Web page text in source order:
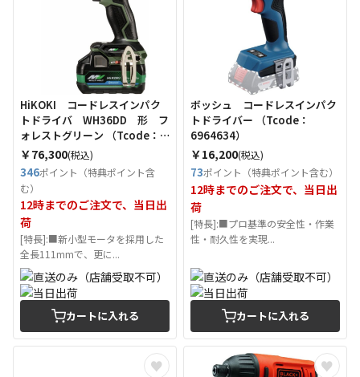
HiKOKI コードレスインパク
トドライバ WH36DD 形 フ
ォレストグリーン （Tcode：
6842786）
￥76,300(税込)
346ポイント（特典ポイント含
む）
12時までのご注文で、当日出
荷
[特長]:■新小型モータを採用した
全長111mmで、更に...
カートに入れる
ボッシュ コードレスインパク
トドライバー （Tcode：
6964634）
￥16,200(税込)
73ポイント（特典ポイント含む）
12時までのご注文で、当日出
荷
[特長]:■プロ基準の安全性・作業
性・耐久性を実現...
カートに入れる